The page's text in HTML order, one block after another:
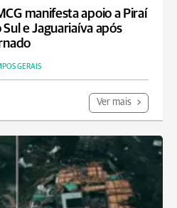
manifesta apoio a Piraí
Sul e Jaguariaíva após
GERAIS
Ver mais